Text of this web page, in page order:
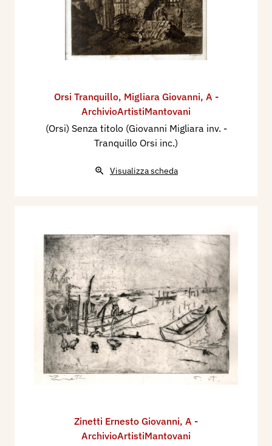
Orsi Tranquillo, Migliara Giovanni, A -
ArchivioArtistiMantovani
(Orsi) Senza titolo (Giovanni Migliara inv. -
Tranquillo Orsi inc.)
Visualizza scheda
Zinetti Ernesto Giovanni, A -
ArchivioArtistiMantovani